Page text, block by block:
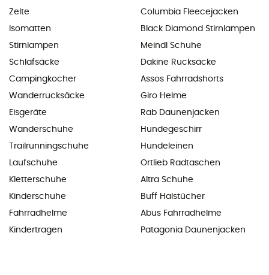
Zelte
Isomatten
Stirnlampen
Schlafsäcke
Campingkocher
Wanderrucksäcke
Eisgeräte
Wanderschuhe
Trailrunningschuhe
Laufschuhe
Kletterschuhe
Kinderschuhe
Fahrradhelme
Kindertragen
Columbia Fleecejacken
Black Diamond Stirnlampen
Meindl Schuhe
Dakine Rucksäcke
Assos Fahrradshorts
Giro Helme
Rab Daunenjacken
Hundegeschirr
Hundeleinen
Ortlieb Radtaschen
Altra Schuhe
Buff Halstücher
Abus Fahrradhelme
Patagonia Daunenjacken